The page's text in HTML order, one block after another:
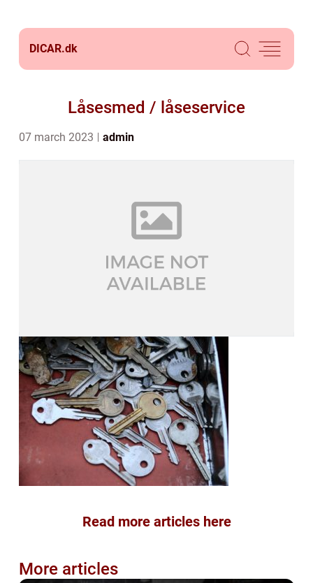
DICAR.dk
Låsesmed / låseservice
07 march 2023 admin
Read more articles here
More articles